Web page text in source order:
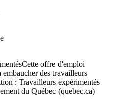
offre d'emploi
des travailleurs
: Travailleurs expérimentés
du Québec (quebec.ca)